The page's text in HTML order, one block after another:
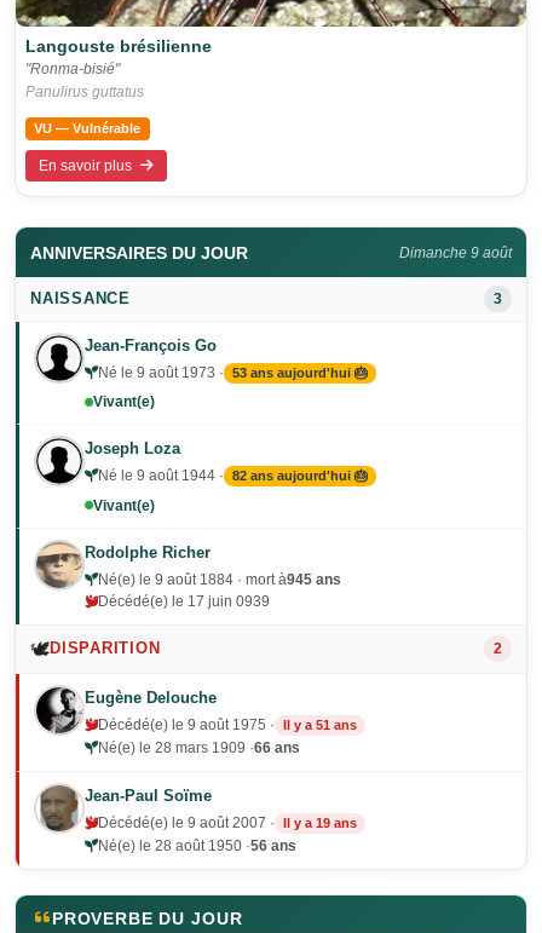
Langouste brésilienne
"Ronma-bisié"
Panulirus guttatus
VU — Vulnérable
En savoir plus
ANNIVERSAIRES DU JOUR Dimanche 9 août
NAISSANCE 3
Jean-François Go
Né le 9 août 1973 · 53 ans aujourd'hui 🎂
Vivant(e)
Joseph Loza
Né le 9 août 1944 · 82 ans aujourd'hui 🎂
Vivant(e)
Rodolphe Richer
Né(e) le 9 août 1884 · mort à945 ans
Décédé(e) le 17 juin 0939
🕊️DISPARITION 2
Eugène Delouche
Décédé(e) le 9 août 1975 · Il y a 51 ans
Né(e) le 28 mars 1909 ·66 ans
Jean-Paul Soïme
Décédé(e) le 9 août 2007 · Il y a 19 ans
Né(e) le 28 août 1950 ·56 ans
PROVERBE DU JOUR